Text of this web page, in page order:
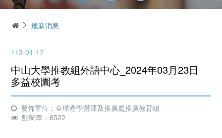
交通方式
簡介
工作團隊
學習環境介紹
常見問答Q&A
課程訊息 Course Information
政府委訓與企業合作
表單下載
線上繳費 Online Payment
場地租借 reservation
首頁最新消息
113-01-17
中山大學推教組外語中心_2024年03月23日
多益校園考
發佈單位：全球產學營運及推廣處推廣教育組
點閱率：6522